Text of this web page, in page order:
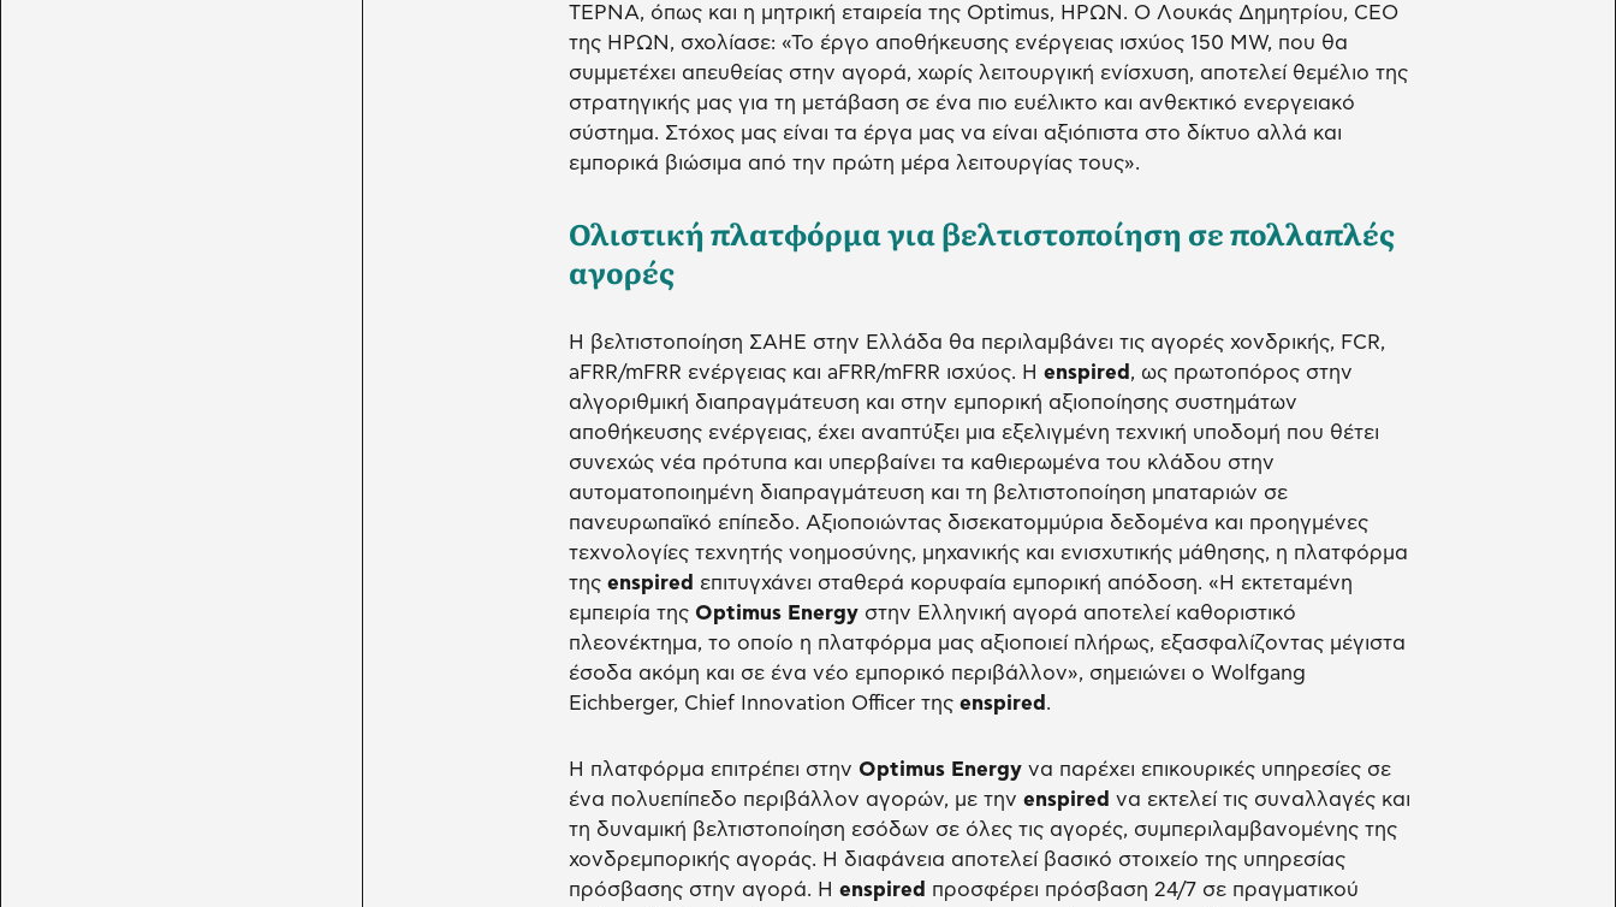
ΤΕΡΝΑ, όπως και η μητρική εταιρεία της Optimus, ΗΡΩΝ. Ο Λουκάς Δημητρίου, CEO
της ΗΡΩΝ, σχολίασε: «Το έργο αποθήκευσης ενέργειας ισχύος 150 MW, που θα
συμμετέχει απευθείας στην αγορά, χωρίς λειτουργική ενίσχυση, αποτελεί θεμέλιο της
στρατηγικής μας για τη μετάβαση σε ένα πιο ευέλικτο και ανθεκτικό ενεργειακό
σύστημα. Στόχος μας είναι τα έργα μας να είναι αξιόπιστα στο δίκτυο αλλά και
εμπορικά βιώσιμα από την πρώτη μέρα λειτουργίας τους».
Ολιστική πλατφόρμα για βελτιστοποίηση σε πολλαπλές
αγορές
Η βελτιστοποίηση ΣΑΗΕ στην Ελλάδα θα περιλαμβάνει τις αγορές χονδρικής, FCR,
aFRR/mFRR ενέργειας και aFRR/mFRR ισχύος. Η enspired , ως πρωτοπόρος στην
αλγοριθμική διαπραγμάτευση και στην εμπορική αξιοποίησης συστημάτων
αποθήκευσης ενέργειας, έχει αναπτύξει μια εξελιγμένη τεχνική υποδομή που θέτει
συνεχώς νέα πρότυπα και υπερβαίνει τα καθιερωμένα του κλάδου στην
αυτοματοποιημένη διαπραγμάτευση και τη βελτιστοποίηση μπαταριών σε
πανευρωπαϊκό επίπεδο. Αξιοποιώντας δισεκατομμύρια δεδομένα και προηγμένες
τεχνολογίες τεχνητής νοημοσύνης, μηχανικής και ενισχυτικής μάθησης, η πλατφόρμα
της enspired επιτυγχάνει σταθερά κορυφαία εμπορική απόδοση. «Η εκτεταμένη
εμπειρία της Optimus Energyστην Ελληνική αγορά αποτελεί καθοριστικό
πλεονέκτημα, το οποίο η πλατφόρμα μας αξιοποιεί πλήρως, εξασφαλίζοντας μέγιστα
έσοδα ακόμη και σε ένα νέο εμπορικό περιβάλλον», σημειώνει ο Wolfgang
Eichberger, Chief Innovation Officer της enspired .
Η πλατφόρμα επιτρέπει στην Optimus Energyνα παρέχει επικουρικές υπηρεσίες σε
ένα πολυεπίπεδο περιβάλλον αγορών, με την enspired να εκτελεί τις συναλλαγές και
τη δυναμική βελτιστοποίηση εσόδων σε όλες τις αγορές, συμπεριλαμβανομένης της
χονδρεμπορικής αγοράς. Η διαφάνεια αποτελεί βασικό στοιχείο της υπηρεσίας
πρόσβασης στην αγορά. Η enspired προσφέρει πρόσβαση 24/7 σε πραγματικού